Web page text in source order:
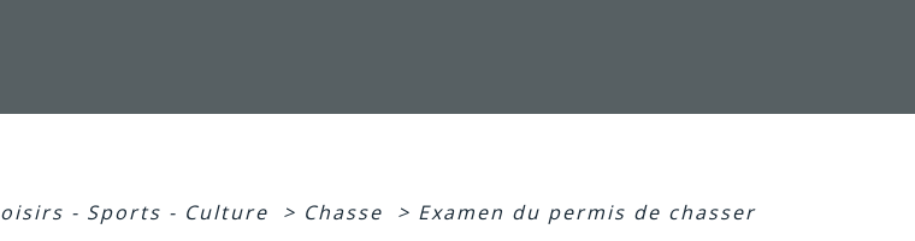
- Sports - Culture > Chasse > Examen du permis de chasser